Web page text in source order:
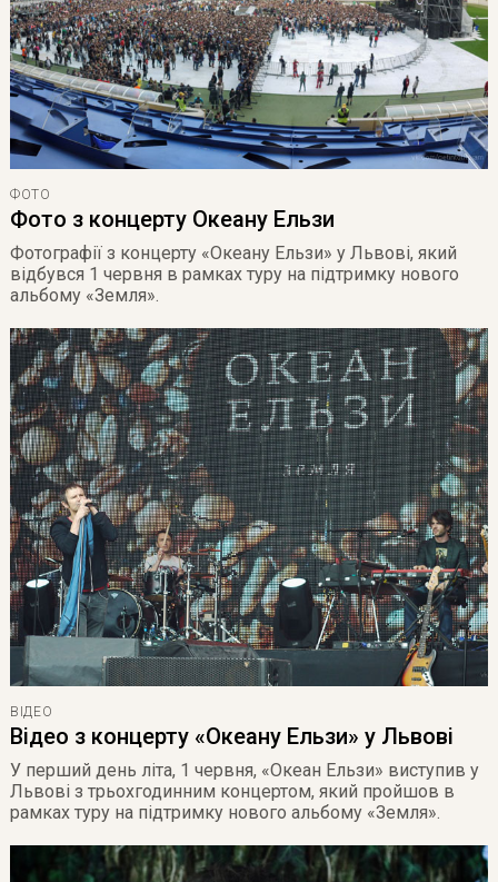
ФОТО
Фото з концерту Океану Ельзи
Фотографії з концерту «Океану Ельзи» у Львові, який
відбувся 1 червня в рамках туру на підтримку нового
альбому «Земля».
ВІДЕО
Відео з концерту «Океану Ельзи» у Львові
У перший день літа, 1 червня, «Океан Ельзи» виступив у
Львові з трьохгодинним концертом, який пройшов в
рамках туру на підтримку нового альбому «Земля».